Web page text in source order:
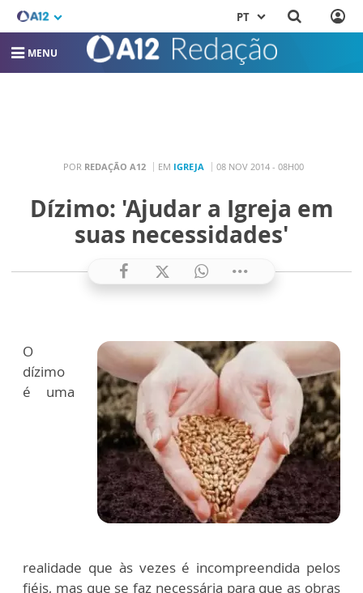
PT
MENU
POR REDAÇÃO A12 EM IGREJA 08 NOV 2014 - 08H00
Dízimo: 'Ajudar a Igreja em
suas necessidades'
O
dízimo
é uma
realidade que às vezes é incompreendida pelos
fiéis, mas que se faz necessária para que as obras